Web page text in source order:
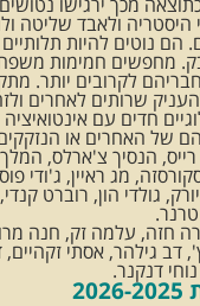
היסטריה ולאבד שליטה
נוטים להיות תלותיים
מחפשים חמימות
לקרובים יותר.
שרותים לאחרים
חדים עם
של האחרים או
רייס, הנסיך צ'ארלס, המלך
מג ראיין, ג'ודי
גולדי הון, רוברט
חזה, עלמה זק, חנה
דב גילהר, אסתי
דנקנר.